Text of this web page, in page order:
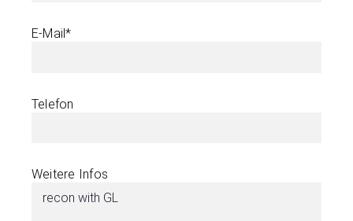
E-Mail*
Telefon
Weitere Infos